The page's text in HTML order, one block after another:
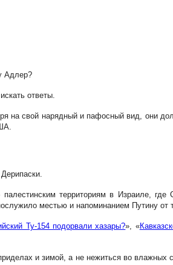
Адлер?
ответы.
на свой нарядный и пафосный вид, они
территориям в Израиле,
местью и напоминанием Путину от
Ту-154 подорвали хазары?», «
и зимой, а не нежиться во влажных